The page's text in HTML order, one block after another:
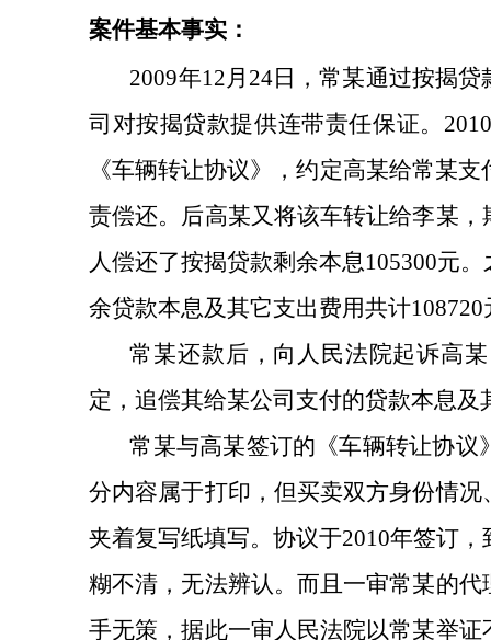
案件基本事实：
2009年12月 24日，常某通过按揭贷
司对按揭贷款提供连带责任保证。 2010
《车辆转让协议》，约定高某给常某
责偿还。后高某又将该车转让给李某
人偿还了按揭贷款剩余本息105300元。
余贷款本息及其它支出费用共计108720
常某还款后，向人民法院起诉高
定，追偿其给某公司支付的贷款本息及
常某与高某签订的《车辆转让协
分内容属于打印，但买卖双方身份情
夹着复写纸填写。协议于2010年签订，
糊不清，无法辨认。而且一审常某的
手无策，据此一审人民法院以常某举